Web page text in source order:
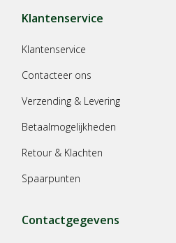
Klantenservice
Klantenservice
Contacteer ons
Verzending & Levering
Betaalmogelijkheden
Retour & Klachten
Spaarpunten
Contactgegevens